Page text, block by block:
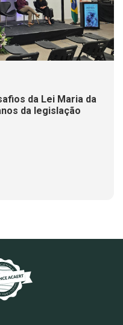
da Lei Maria da
da legislação